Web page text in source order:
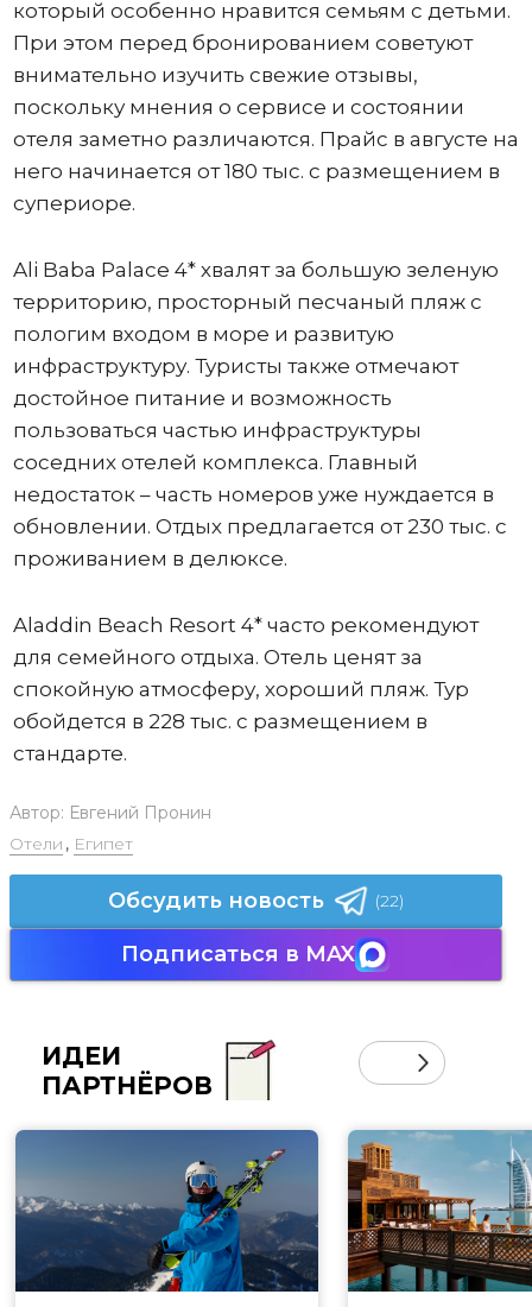
который особенно нравится семьям с детьми.
При этом перед бронированием советуют
внимательно изучить свежие отзывы,
поскольку мнения о сервисе и состоянии
отеля заметно различаются. Прайс в августе на
него начинается от 180 тыс. с размещением в
супериоре.
Ali Baba Palace 4* хвалят за большую зеленую
территорию, просторный песчаный пляж с
пологим входом в море и развитую
инфраструктуру. Туристы также отмечают
достойное питание и возможность
пользоваться частью инфраструктуры
соседних отелей комплекса. Главный
недостаток – часть номеров уже нуждается в
обновлении. Отдых предлагается от 230 тыс. с
проживанием в делюксе.
Aladdin Beach Resort 4* часто рекомендуют
для семейного отдыха. Отель ценят за
спокойную атмосферу, хороший пляж. Тур
обойдется в 228 тыс. с размещением в
стандарте.
Автор: Евгений Пронин
Отели , Египет
Обсудить новость (22)
Подписаться в MAX
ИДЕИ
ПАРТНЁРОВ